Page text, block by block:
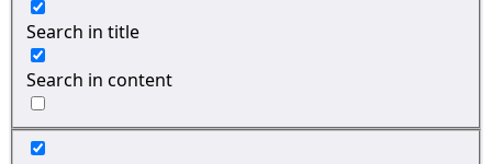
Search in title
Search in content